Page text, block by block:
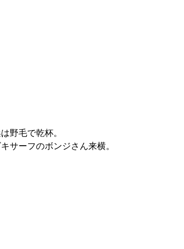
野毛で乾杯。
サーフのボンジさん来横。